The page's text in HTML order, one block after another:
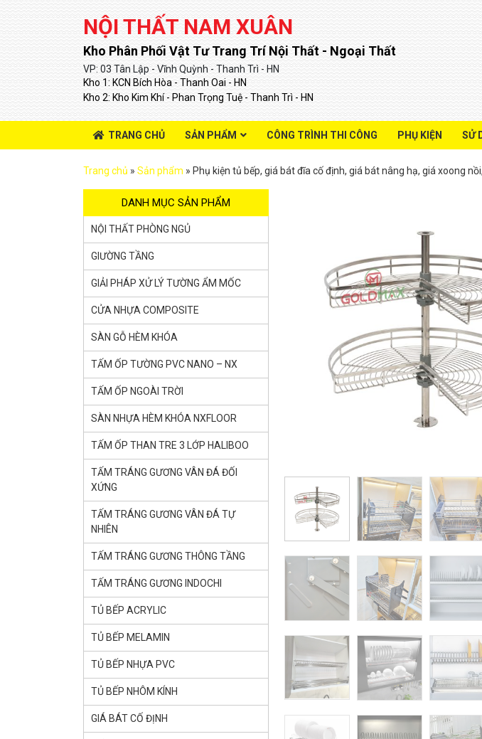
NỘI THẤT NAM XUÂN
Kho Phân Phối Vật Tư Trang Trí Nội Thất - Ngoại Thất
VP: 03 Tân Lập - Vĩnh Quỳnh - Thanh Trì - HN
Kho 1: KCN Bích Hòa - Thanh Oai - HN
Kho 2: Kho Kim Khí - Phan Trọng Tuệ - Thanh Trì - HN
TRANG CHỦ SẢN PHẨM CÔNG TRÌNH THI CÔNG PHỤ KIỆN SỬ
Trang chủ » Sản phẩm » Phụ kiện tủ bếp, giá bát đĩa cố định, giá bát nâng hạ, giá xoong
DANH MỤC SẢN PHẨM
NỘI THẤT PHÒNG NGỦ
GIƯỜNG TẦNG
GIẢI PHÁP XỬ LÝ TƯỜNG ẨM MỐC
CỬA NHỰA COMPOSITE
SÀN GỖ HÈM KHÓA
TẤM ỐP TƯỜNG PVC NANO – NX
TẤM ỐP NGOÀI TRỜI
SÀN NHỰA HÈM KHÓA NXFLOOR
TẤM ỐP THAN TRE 3 LỚP HALIBOO
TẤM TRÁNG GƯƠNG VÂN ĐÁ ĐỐI
XỨNG
TẤM TRÁNG GƯƠNG VÂN ĐÁ TỰ
NHIÊN
TẤM TRÁNG GƯƠNG THÔNG TẦNG
TẤM TRÁNG GƯƠNG INDOCHI
TỦ BẾP ACRYLIC
TỦ BẾP MELAMIN
TỦ BẾP NHỰA PVC
TỦ BẾP NHÔM KÍNH
GIÁ BÁT CỐ ĐỊNH